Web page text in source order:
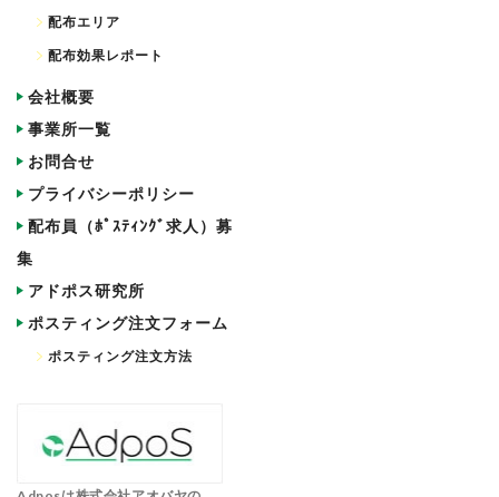
配布エリア
配布効果レポート
会社概要
事業所一覧
お問合せ
プライバシーポリシー
配布員（ﾎﾟｽﾃｨﾝｸﾞ求人）募
集
アドポス研究所
ポスティング注文フォーム
ポスティング注文方法